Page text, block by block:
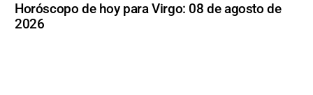
Horóscopo de hoy para Virgo: 08 de agosto de
2026